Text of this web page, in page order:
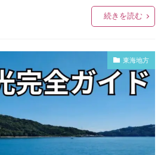
続きを読む
東海地方